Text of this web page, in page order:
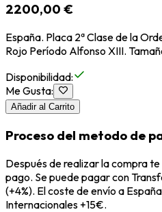
2200,00 €
España. Placa 2ª Clase de la
Rojo Período Alfonso XIII.
Disponibilidad:
Me Gusta:
Añadir al Carrito
Proceso del metodo de
Después de realizar la compra
pago. Se puede pagar con
(+4%). El coste de envío a
Internacionales +15€.